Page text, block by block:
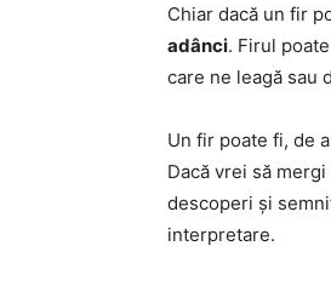
Chiar dacă un fir
adânci. Firul
care ne leagă sau
Un fir poate fi, de
Dacă vrei să
descoperi și
interpretare.